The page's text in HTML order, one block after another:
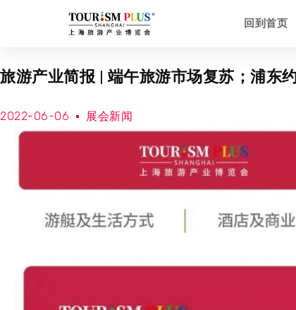
回到首页
旅游产业简报 | 端午旅游市场复苏；浦东
2022-06-06 展会新闻